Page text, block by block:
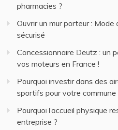
pharmacies ?
Ouvrir un mur porteur : Mode
sécurisé
Concessionnaire Deutz : un
vos moteurs en France !
Pourquoi investir dans des
sportifs pour votre commune
Pourquoi l’accueil physique
entreprise ?